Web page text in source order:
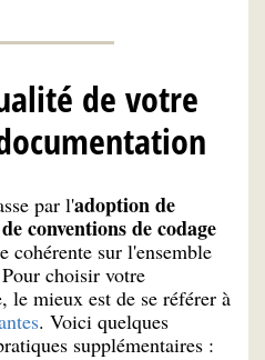
de votre
par l'adoption de
conventions de codage
cohérente sur l'ensemble
choisir votre
le mieux est de se référer à
. Voici quelques
supplémentaires :